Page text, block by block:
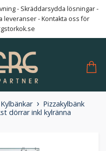
- Skräddarsydda lösningar -
leveranser - Kontakta oss för
Kylbänkar
Pizzakylbänk
dörrar inkl kylränna